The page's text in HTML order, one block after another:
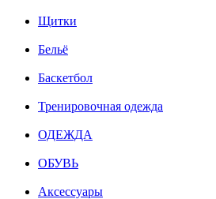
Щитки
Бельё
Баскетбол
Тренировочная одежда
ОДЕЖДА
ОБУВЬ
Аксессуары